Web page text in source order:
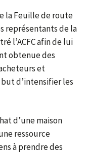
la Feuille de route
représentants de la
l’ACFC afin de lui
obtenue des
et
d’intensifier les
d’une maison
ressource
à prendre des